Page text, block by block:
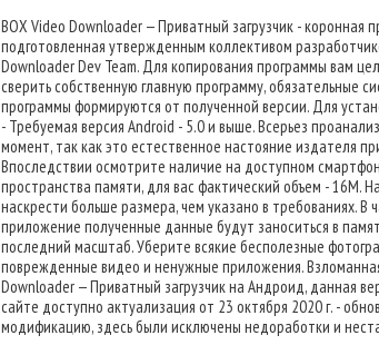
BOX Video Downloader — Приватный загрузчик - коронная
подготовленная утвержденным коллективом
Downloader Dev Team. Для копирования программы вам
сверить собственную главную программу, обязательные
программы формируются от полученной версии. Для
- Требуемая версия Android - 5.0 и выше. Всерьез
момент, так как это естественное настояние издателя
Впоследствии осмотрите наличие на доступном
пространства памяти, для вас фактический объем - 16M.
наскрести больше размера, чем указано в требованиях. В
приложение полученные данные будут заноситься в
последний масштаб. Уберите всякие бесполезные
поврежденные видео и ненужные приложения.
Downloader — Приватный загрузчик на Андроид, данная
сайте доступно актуализация от 23 октября 2020 г. -
модификацию, здесь были исключены недоработки и